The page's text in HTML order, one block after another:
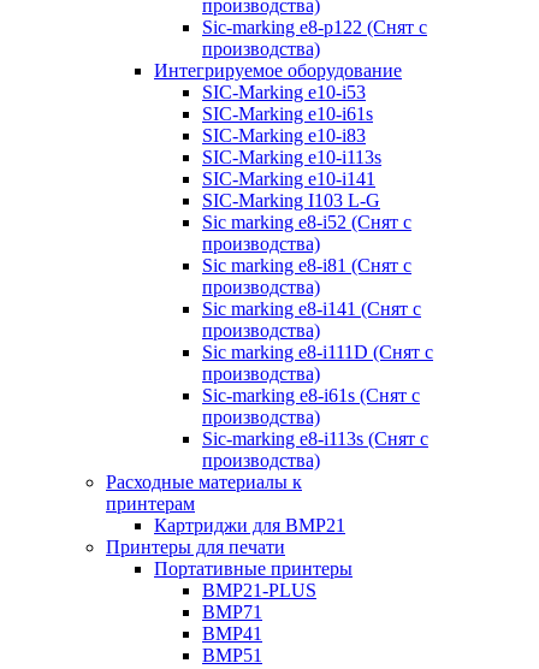
производства)
Sic-marking e8-p122 (Снят с
производства)
Интегрируемое оборудование
SIC-Marking e10-i53
SIC-Marking e10-i61s
SIC-Marking e10-i83
SIC-Marking e10-i113s
SIC-Marking e10-i141
SIC-Marking I103 L-G
Sic marking e8-i52 (Снят с
производства)
Sic marking e8-i81 (Снят с
производства)
Sic marking e8-i141 (Снят с
производства)
Sic marking e8-i111D (Снят с
производства)
Sic-marking e8-i61s (Снят с
производства)
Sic-marking e8-i113s (Снят с
производства)
Расходные материалы к
принтерам
Картриджи для BMP21
Принтеры для печати
Портативные принтеры
BMP21-PLUS
BMP71
BMP41
BMP51